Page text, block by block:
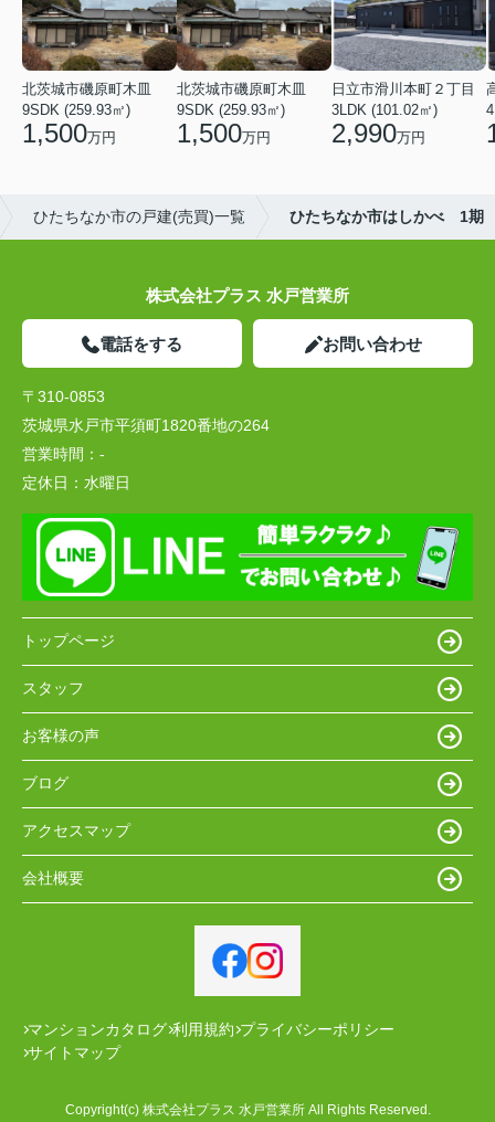
北茨城市磯原町木皿
9SDK (259.93㎡)
1,500万円
北茨城市磯原町木皿
9SDK (259.93㎡)
1,500万円
日立市滑川本町２丁目
3LDK (101.02㎡)
2,990万円
ひたちなか市の戸建(売買)一覧 ひたちなか市はしかべ 1期
株式会社プラス 水戸営業所
電話をする お問い合わせ
〒310-0853
茨城県水戸市平須町1820番地の264
営業時間： -
定休日： 水曜日
トップページ
スタッフ
お客様の声
ブログ
アクセスマップ
会社概要
マンションカタログ 利用規約 プライバシーポリシー
サイトマップ
Copyright(c) 株式会社プラス 水戸営業所 All Rights Reserved.